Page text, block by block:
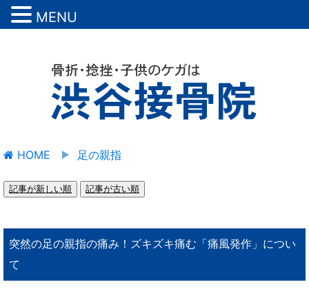
HOME 足の親指
記事が新しい順 記事が古い順
突然の足の親指の痛み！ズキズキ痛む「痛風発作」につい
て
MENU